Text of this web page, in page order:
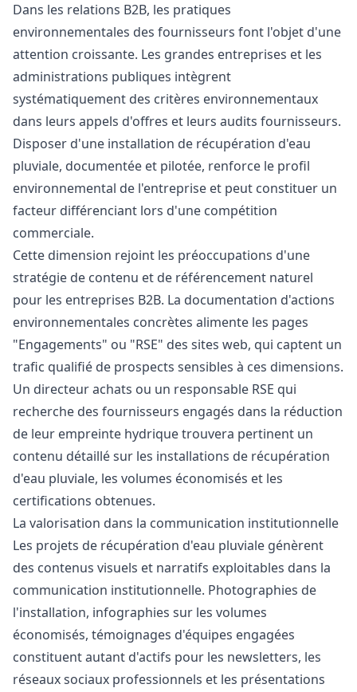
Dans les relations B2B, les pratiques
environnementales des fournisseurs font l'objet d'une
attention croissante. Les grandes entreprises et les
administrations publiques intègrent
systématiquement des critères environnementaux
dans leurs appels d'offres et leurs audits fournisseurs.
Disposer d'une installation de récupération d'eau
pluviale, documentée et pilotée, renforce le profil
environnemental de l'entreprise et peut constituer un
facteur différenciant lors d'une compétition
commerciale.
Cette dimension rejoint les préoccupations d'une
stratégie de contenu et de référencement naturel
pour les entreprises B2B. La documentation d'actions
environnementales concrètes alimente les pages
"Engagements" ou "RSE" des sites web, qui captent un
trafic qualifié de prospects sensibles à ces dimensions.
Un directeur achats ou un responsable RSE qui
recherche des fournisseurs engagés dans la réduction
de leur empreinte hydrique trouvera pertinent un
contenu détaillé sur les installations de récupération
d'eau pluviale, les volumes économisés et les
certifications obtenues.
La valorisation dans la communication institutionnelle
Les projets de récupération d'eau pluviale génèrent
des contenus visuels et narratifs exploitables dans la
communication institutionnelle. Photographies de
l'installation, infographies sur les volumes
économisés, témoignages d'équipes engagées
constituent autant d'actifs pour les newsletters, les
réseaux sociaux professionnels et les présentations